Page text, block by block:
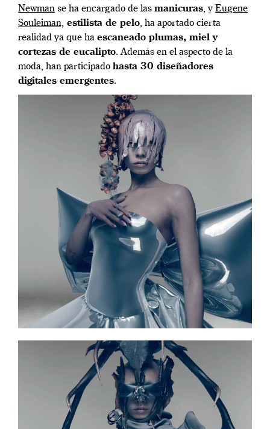
Newman se ha encargado de las manicuras, yEugene
Souleiman, estilista de pelo, ha aportado cierta
realidad ya que ha escaneado plumas, miel y
cortezas de eucalipto. Además en el aspecto de la
moda, han participado hasta 30 diseñadores
digitales emergentes.